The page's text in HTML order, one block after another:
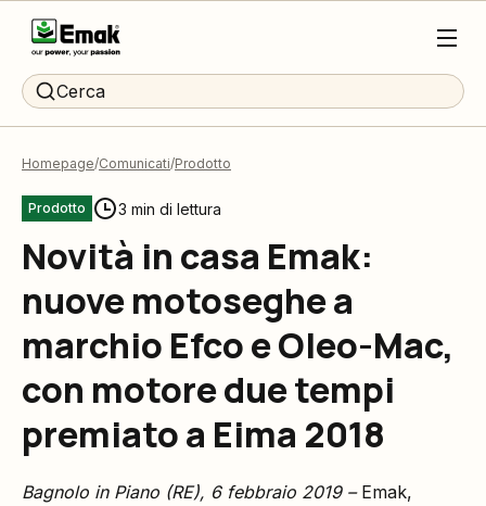
Cerca
Homepage Comunicati Prodotto
Prodotto 3 min di lettura
Novità in casa Emak:
nuove motoseghe a
marchio Efco e Oleo-Mac,
con motore due tempi
premiato a Eima 2018
Bagnolo in Piano (RE), 6 febbraio 2019 – Emak,